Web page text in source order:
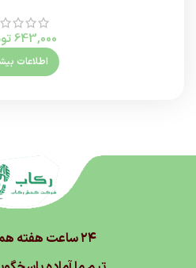
643,000
اطلاعات
۲۴ ساعت هفته همراه شماییم